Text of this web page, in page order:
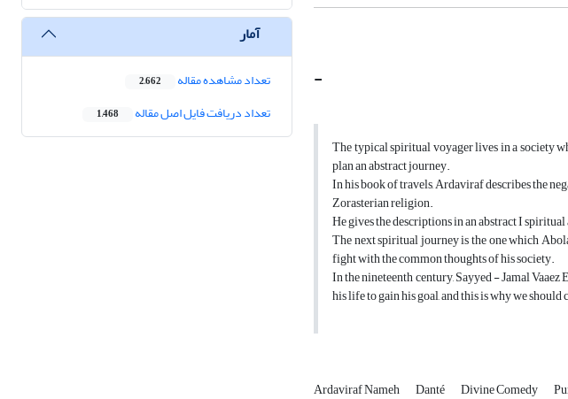
-
The typical spiritual voyager lives in a society
plan an abstract journey.
In his book of travels, Ardaviraf describes the
Zorasterian religion.
He gives the descriptions in an abstract I
The next spiritual journey is the one which
fight with the common thoughts of his society.
In the nineteenth century, Sayyed - Jamal
his life to gain his goal, and this is why we
Ardaviraf Nameh Danté Divine Comedy
آمار
تعداد مشاهده مقاله 2,662
تعداد دریافت فایل اصل مقاله 1,468